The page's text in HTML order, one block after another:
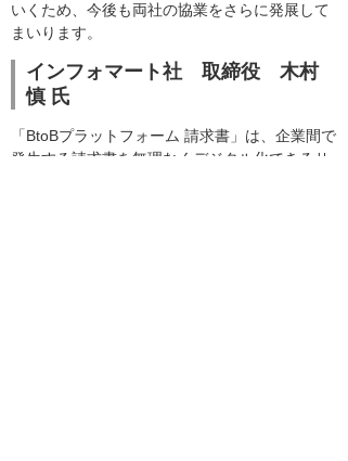
いくため、今後も両社の協業をさらに発展して
まいります。
インフォマート社 取締役 木村
慎 氏
「BtoBプラットフォーム 請求書」は、企業間で
発生する請求書を無理なくデジタル化できるサ